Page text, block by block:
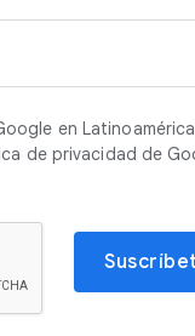
en
de privacidad de